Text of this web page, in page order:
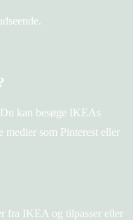
kan besøge IKEAs
medier som Pinterest eller
fra IKEA og tilpasser eller